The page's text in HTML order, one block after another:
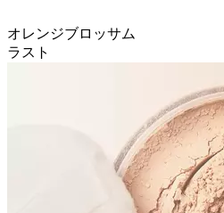
オレンジブロッサム
ラスト